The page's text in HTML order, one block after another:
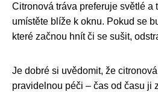
Citronová tráva preferuje světlé a
umístěte blíže k oknu. Pokud se
které začnou hnít či se sušit,
Je dobré si uvědomit, že
pravidelnou péči – čas od času ji